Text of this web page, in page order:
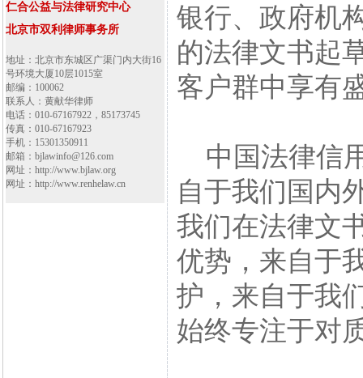
仁合公益与法律研究中心
北京市双利律师事务所
地址：北京市东城区广渠门内大街16
号环境大厦10层1015室
邮编：100062
联系人：黄献华律师
电话：010-67167922，85173745
传真：010-67167923
手机：15301350911
邮箱：bjlawinfo@126.com
网址：http://www.bjlaw.org
网址：http://www.renhelaw.cn
银行、政府机
的法律文书起
客户群中享有
中国法律信
自于我们国内
我们在法律文
优势，来自于
护，来自于我
始终专注于对